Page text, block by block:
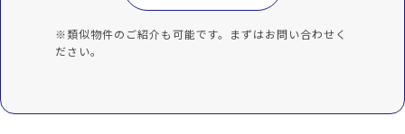
※類似物件のご紹介も可能です。まずはお問い合わせく
ださい。